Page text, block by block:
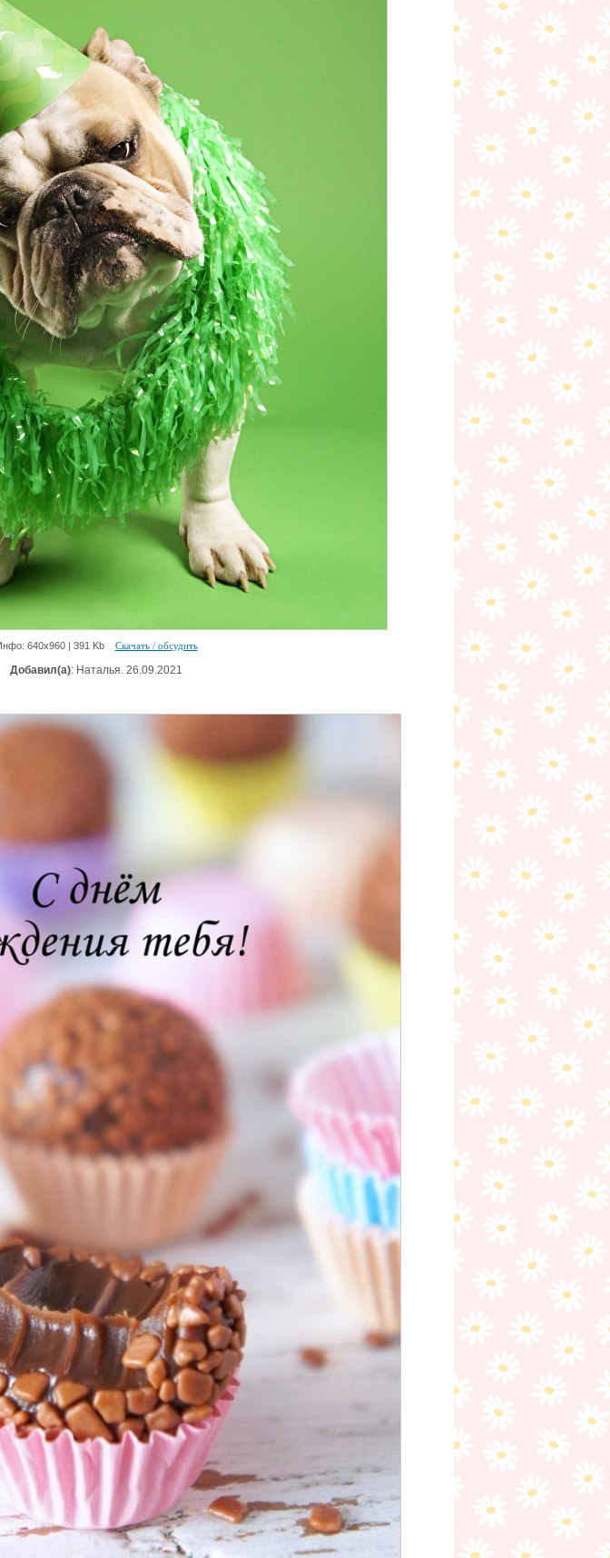
640х960 | 391 Kb Скачать / обсудить
Добавил(а): Наталья. 26.09.2021